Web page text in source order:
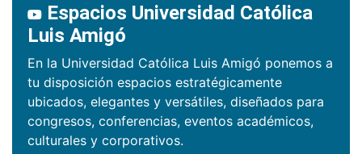
Espacios Universidad Católica
Luis Amigó
En la Universidad Católica Luis Amigó ponemos a
tu disposición espacios estratégicamente
ubicados, elegantes y versátiles, diseñados para
congresos, conferencias, eventos académicos,
culturales y corporativos.